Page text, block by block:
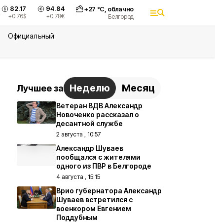
82.17
+0.76$
94.84
+0.78€
+27 °С, облачно
Белгород
Официальный
Лучшее за Неделю Месяц
Ветеран ВДВ Александр
Новоченко рассказал о
десантной службе
2 августа , 10:57
Александр Шуваев
пообщался с жителями
одного из ПВР в Белгороде
4 августа , 15:15
Врио губернатора Александр
Шуваев встретился с
военкором Евгением
Поддубным